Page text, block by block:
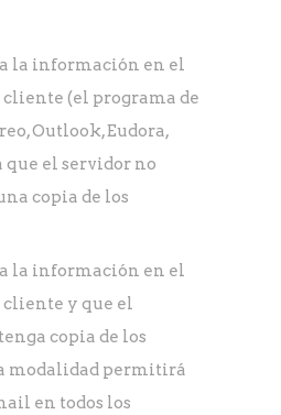
la información en el
cliente (el programa de
Outlook, Eudora,
que el servidor no
copia de los
la información en el
cliente y que el
copia de los
modalidad permitirá
en todos los